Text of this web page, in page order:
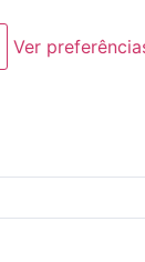
Ver